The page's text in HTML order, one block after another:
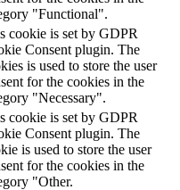
"Functional".
cookie is set by GDPR
Consent plugin. The
is used to store the user
for the cookies in the
"Necessary".
cookie is set by GDPR
Consent plugin. The
is used to store the user
for the cookies in the
"Other.